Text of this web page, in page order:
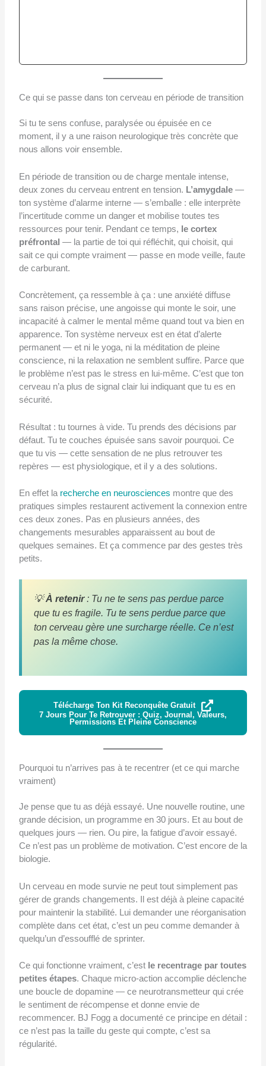
Ce qui se passe dans ton cerveau en période de transition
Si tu te sens confuse, paralysée ou épuisée en ce
moment, il y a une raison neurologique très concrète que
nous allons voir ensemble.
En période de transition ou de charge mentale intense,
deux zones du cerveau entrent en tension. L’amygdale—
ton système d’alarme interne — s’emballe : elle interprète
l’incertitude comme un danger et mobilise toutes tes
ressources pour tenir. Pendant ce temps, le cortex
préfrontal — la partie de toi qui réfléchit, qui choisit, qui
sait ce qui compte vraiment — passe en mode veille, faute
de carburant.
Concrètement, ça ressemble à ça : une anxiété diffuse
sans raison précise, une angoisse qui monte le soir, une
incapacité à calmer le mental même quand tout va bien en
apparence. Ton système nerveux est en état d’alerte
permanent — et ni le yoga, ni la méditation de pleine
conscience, ni la relaxation ne semblent suffire. Parce que
le problème n’est pas le stress en lui-même. C’est que ton
cerveau n’a plus de signal clair lui indiquant que tu es en
sécurité.
Résultat : tu tournes à vide. Tu prends des décisions par
défaut. Tu te couches épuisée sans savoir pourquoi. Ce
que tu vis — cette sensation de ne plus retrouver tes
repères — est physiologique, et il y a des solutions.
En effet la recherche en neurosciences montre que des
pratiques simples restaurent activement la connexion entre
ces deux zones. Pas en plusieurs années, des
changements mesurables apparaissent au bout de
quelques semaines. Et ça commence par des gestes très
petits.
💡À retenir: Tu ne te sens pas perdue parce
que tu es fragile. Tu te sens perdue parce que
ton cerveau gère une surcharge réelle. Ce n’est
pas la même chose.
Télécharge Ton Kit Reconquête Gratuit
7 Jours Pour Te Retrouver : Quiz, Journal, Valeurs,
Permissions Et Pleine Conscience
Pourquoi tu n’arrives pas à te recentrer (et ce qui marche
vraiment)
Je pense que tu as déjà essayé. Une nouvelle routine, une
grande décision, un programme en 30 jours. Et au bout de
quelques jours — rien. Ou pire, la fatigue d’avoir essayé.
Ce n’est pas un problème de motivation. C’est encore de la
biologie.
Un cerveau en mode survie ne peut tout simplement pas
gérer de grands changements. Il est déjà à pleine capacité
pour maintenir la stabilité. Lui demander une réorganisation
complète dans cet état, c’est un peu comme demander à
quelqu’un d’essoufflé de sprinter.
Ce qui fonctionne vraiment, c’est le recentrage par toutes
petites étapes. Chaque micro-action accomplie déclenche
une boucle de dopamine — ce neurotransmetteur qui crée
le sentiment de récompense et donne envie de
recommencer. BJ Fogg a documenté ce principe en détail :
ce n’est pas la taille du geste qui compte, c’est sa
régularité.